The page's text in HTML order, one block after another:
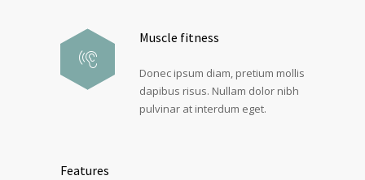
Muscle fitness
Donec ipsum diam, pretium mollis
dapibus risus. Nullam dolor nibh
pulvinar at interdum eget.
Features